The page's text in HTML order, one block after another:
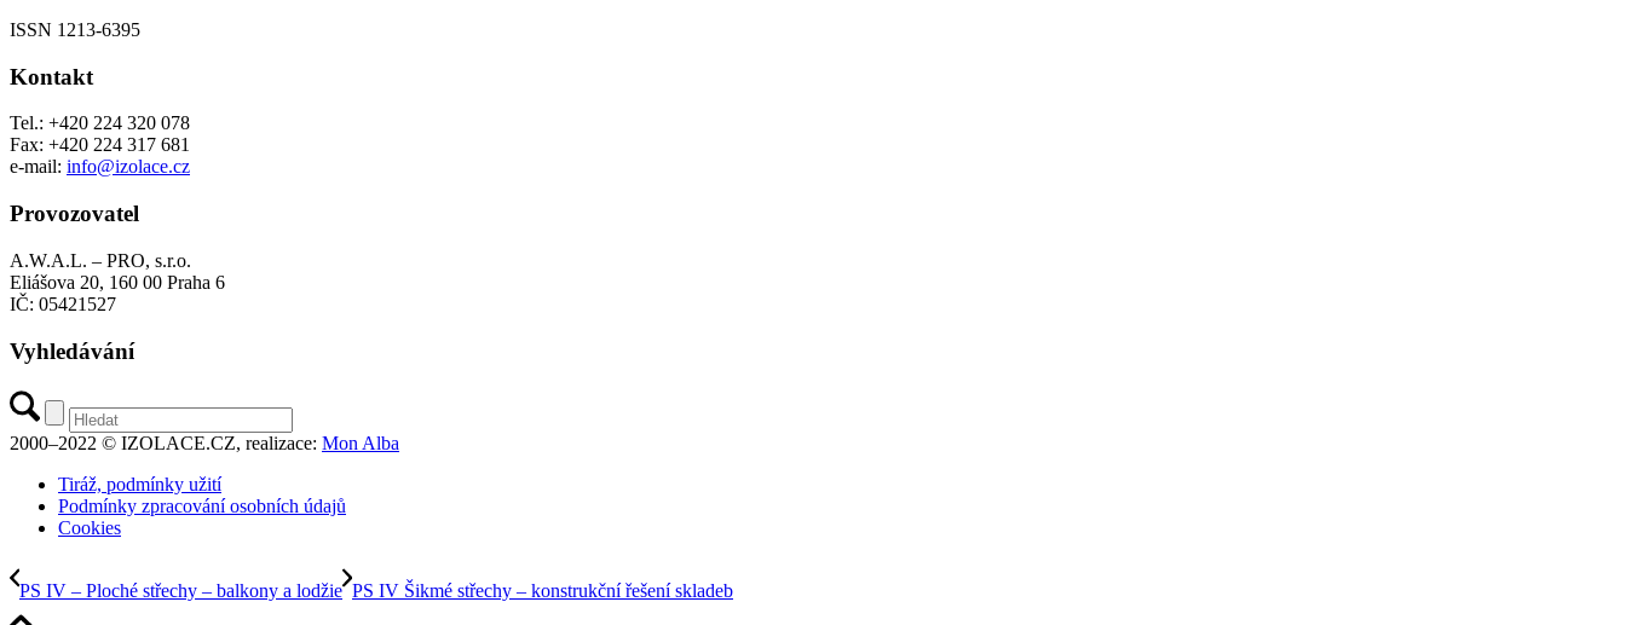
ISSN 1213-6395
Kontakt
Tel.: +420 224 320 078
Fax: +420 224 317 681
e-mail: info@izolace.cz
Provozovatel
A.W.A.L. – PRO, s.r.o.
Eliášova 20, 160 00 Praha 6
IČ: 05421527
Vyhledávání
2000–2022 © IZOLACE.CZ, realizace: Mon Alba
Tiráž, podmínky užití
Podmínky zpracování osobních údajů
Cookies
PS IV – Ploché střechy – balkony a lodžie PS IV Šikmé střechy – konstrukční řešení skladeb